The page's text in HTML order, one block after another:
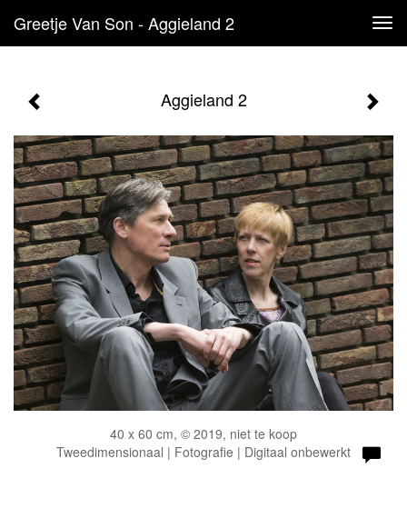
Greetje Van Son - Aggieland 2
Aggieland 2
40 x 60 cm, © 2019, niet te koop
Tweedimensionaal | Fotografie | Digitaal onbewerkt